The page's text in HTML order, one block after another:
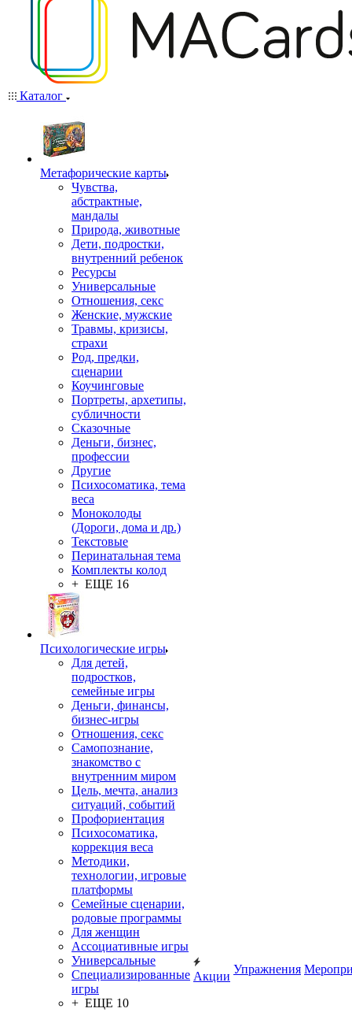
Каталог
Mетафорические карты
Чувства,
абстрактные,
мандалы
Природа, животные
Дети, подростки,
внутренний ребенок
Ресурсы
Универсальные
Отношения, секс
Женские, мужские
Травмы, кризисы,
страхи
Род, предки,
сценарии
Коучинговые
Портреты, архетипы,
субличности
Сказочные
Деньги, бизнес,
профессии
Другие
Психосоматика, тема
веса
Моноколоды
(Дороги, дома и др.)
Текстовые
Перинатальная тема
Комплекты колод
+ ЕЩЕ 16
Психологические игры
Для детей,
подростков,
семейные игры
Деньги, финансы,
бизнес-игры
Отношения, секс
Самопознание,
знакомство с
внутренним миром
Цель, мечта, анализ
ситуаций, событий
Профориентация
Психосоматика,
коррекция веса
Методики,
технологии, игровые
платформы
Семейные сценарии,
родовые программы
Для женщин
Ассоциативные игры
Универсальные
Специализированные
игры
+ ЕЩЕ 10
Акции
Упражнения